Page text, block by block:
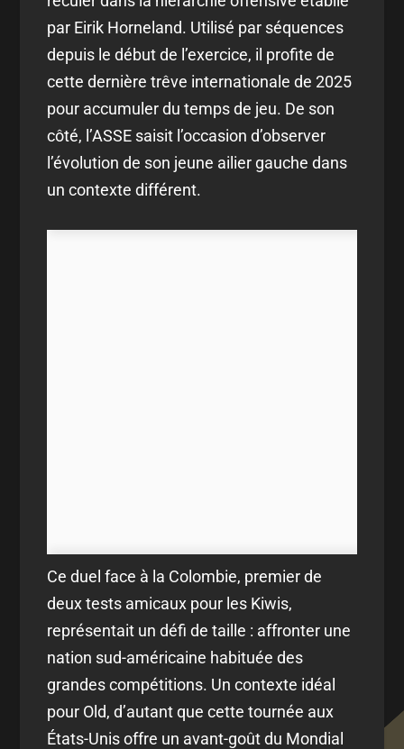
par Eirik Horneland. Utilisé par séquences
depuis le début de l’exercice, il profite de
cette dernière trêve internationale de 2025
pour accumuler du temps de jeu. De son
côté, l’ASSE saisit l’occasion d’observer
l’évolution de son jeune ailier gauche dans
un contexte différent.
Ce duel face à la Colombie, premier de
deux tests amicaux pour les Kiwis,
représentait un défi de taille : affronter une
nation sud-américaine habituée des
grandes compétitions. Un contexte idéal
pour Old, d’autant que cette tournée aux
États-Unis offre un avant-goût du Mondial